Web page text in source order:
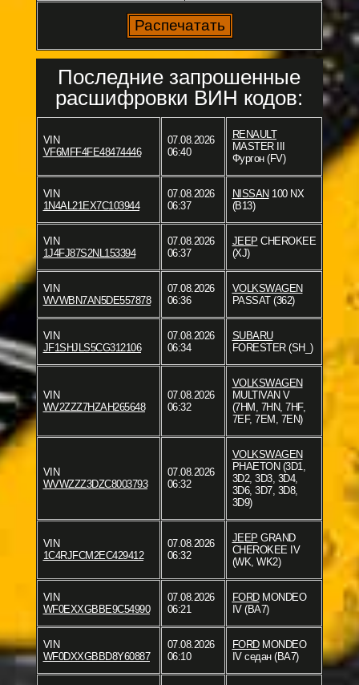
Последние запрошенные
расшифровки ВИН кодов:
VIN
VF6MFF4FE48474446
07.08.2026
06:40
RENAULT
MASTER III
Фургон (FV)
VIN
1N4AL21EX7C103944
07.08.2026
06:37
NISSAN 100 NX
(B13)
VIN
1J4FJ87S2NL153394
07.08.2026
06:37
JEEP CHEROKEE
(XJ)
VIN
WVWBN7AN5DE557878
07.08.2026
06:36
VOLKSWAGEN
PASSAT (362)
VIN
JF1SHJLS5CG312106
07.08.2026
06:34
SUBARU
FORESTER (SH_)
VIN
WV2ZZZ7HZAH265648
07.08.2026
06:32
VOLKSWAGEN
MULTIVAN V
(7HM, 7HN, 7HF,
7EF, 7EM, 7EN)
VIN
WVWZZZ3DZC8003793
07.08.2026
06:32
VOLKSWAGEN
PHAETON (3D1,
3D2, 3D3, 3D4,
3D6, 3D7, 3D8,
3D9)
VIN
1C4RJFCM2EC429412
07.08.2026
06:32
JEEP GRAND
CHEROKEE IV
(WK, WK2)
VIN
WF0EXXGBBE9C54990
07.08.2026
06:21
FORDMONDEO
IV (BA7)
VIN
WF0DXXGBBD8Y60887
07.08.2026
06:10
FORDMONDEO
IV седан (BA7)